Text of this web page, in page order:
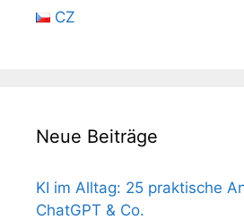
CZ
Neue Beiträge
KI im Alltag: 25 praktische
ChatGPT & Co.